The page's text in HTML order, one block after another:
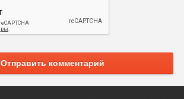
Отправить комментарий